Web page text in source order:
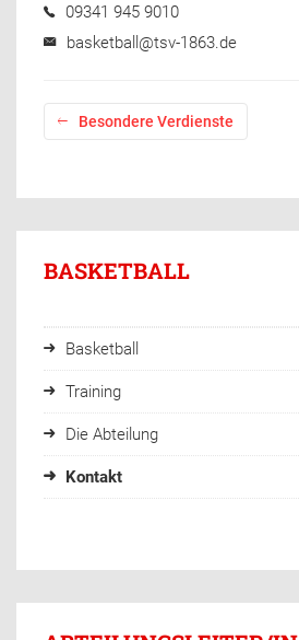
09341 945 9010
basketball@tsv-1863.de
Besondere Verdienste
BASKETBALL
Basketball
Training
Die Abteilung
Kontakt